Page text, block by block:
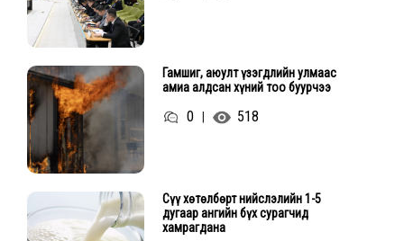
Гамшиг, аюулт үзэгдлийн улмаас
амиа алдсан хүний тоо буурчээ
0 | 518
Сүү хөтөлбөрт нийслэлийн 1-5
дугаар ангийн бүх сурагчид
хамрагдана